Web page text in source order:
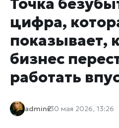
цифра,
показывает,
бизнес
работать
admin230 мая 2026, 13:26